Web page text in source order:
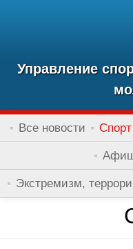
Управление
Все новости Спорт
Экстремизм,